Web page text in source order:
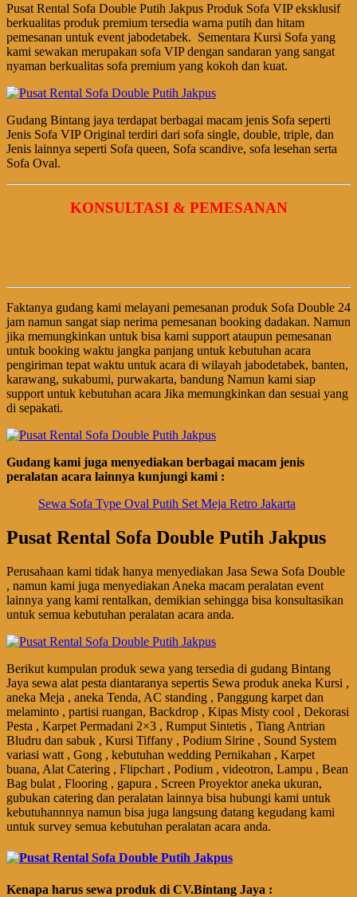
Pusat Rental Sofa Double Putih Jakpus Produk Sofa VIP eksklusif
berkualitas produk premium tersedia warna putih dan hitam
pemesanan untuk event jabodetabek. Sementara Kursi Sofa yang
kami sewakan merupakan sofa VIP dengan sandaran yang sangat
nyaman berkualitas sofa premium yang kokoh dan kuat.
Gudang Bintang jaya terdapat berbagai macam jenis Sofa seperti
Jenis Sofa VIP Original terdiri dari sofa single, double, triple, dan
Jenis lainnya seperti Sofa queen, Sofa scandive, sofa lesehan serta
Sofa Oval.
KONSULTASI & PEMESANAN
Faktanya gudang kami melayani pemesanan produk Sofa Double 24
jam namun sangat siap nerima pemesanan booking dadakan. Namun
jika memungkinkan untuk bisa kami support ataupun pemesanan
untuk booking waktu jangka panjang untuk kebutuhan acara
pengiriman tepat waktu untuk acara di wilayah jabodetabek, banten,
karawang, sukabumi, purwakarta, bandung Namun kami siap
support untuk kebutuhan acara Jika memungkinkan dan sesuai yang
di sepakati.
Gudang kami juga menyediakan berbagai macam jenis
peralatan acara lainnya kunjungi kami :
Sewa Sofa Type Oval Putih Set Meja Retro Jakarta
Pusat Rental Sofa Double Putih Jakpus
Perusahaan kami tidak hanya menyediakan Jasa Sewa Sofa Double
, namun kami juga menyediakan Aneka macam peralatan event
lainnya yang kami rentalkan, demikian sehingga bisa konsultasikan
untuk semua kebutuhan peralatan acara anda.
Berikut kumpulan produk sewa yang tersedia di gudang Bintang
Jaya sewa alat pesta diantaranya sepertis Sewa produk aneka Kursi ,
aneka Meja , aneka Tenda, AC standing , Panggung karpet dan
melaminto , partisi ruangan, Backdrop , Kipas Misty cool , Dekorasi
Pesta , Karpet Permadani 2×3 , Rumput Sintetis , Tiang Antrian
Bludru dan sabuk , Kursi Tiffany , Podium Sirine , Sound System
variasi watt , Gong , kebutuhan wedding Pernikahan , Karpet
buana, Alat Catering , Flipchart , Podium , videotron, Lampu , Bean
Bag bulat , Flooring , gapura , Screen Proyektor aneka ukuran,
gubukan catering dan peralatan lainnya bisa hubungi kami untuk
kebutuhannnya namun bisa juga langsung datang kegudang kami
untuk survey semua kebutuhan peralatan acara anda.
Kenapa harus sewa produk di CV.Bintang Jaya :